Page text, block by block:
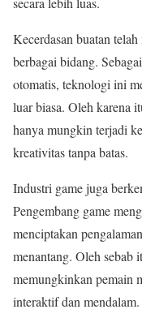
Kecerdasan buatan
berbagai bidang.
otomatis, teknologi ini
luar biasa. Oleh karena
hanya mungkin terjadi
kreativitas tanpa batas.
Industri game juga
Pengembang game
menciptakan
menantang. Oleh sebab
memungkinkan pemain
interaktif dan mendalam.